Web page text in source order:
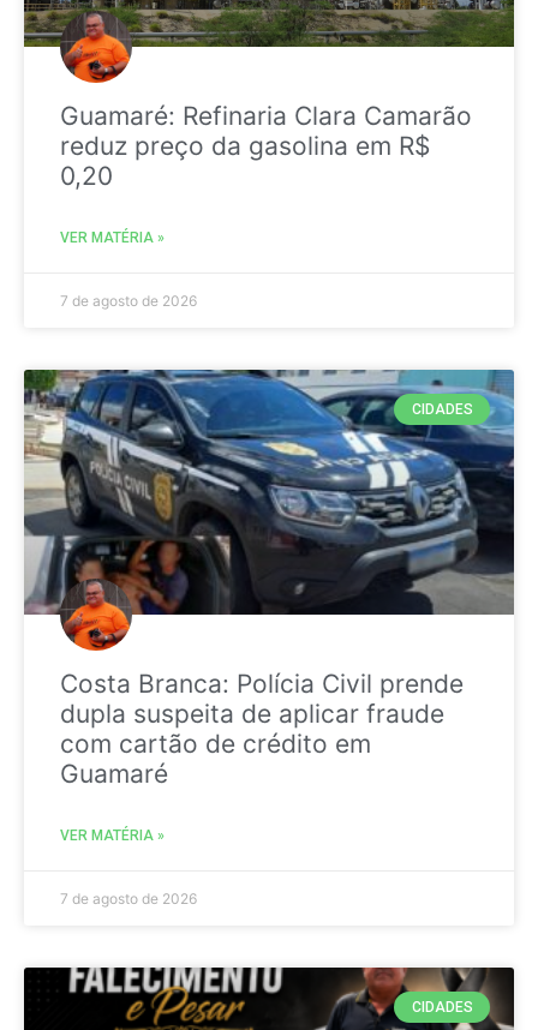
Guamaré: Refinaria Clara Camarão
reduz preço da gasolina em R$
0,20
VER MATÉRIA »
7 de agosto de 2026
CIDADES
Costa Branca: Polícia Civil prende
dupla suspeita de aplicar fraude
com cartão de crédito em
Guamaré
VER MATÉRIA »
7 de agosto de 2026
CIDADES